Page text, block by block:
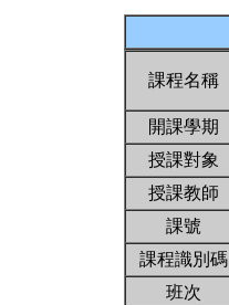
課程名稱
開課學期
授課對象
授課教師
課號
課程識別碼
班次